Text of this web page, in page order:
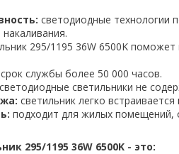
светодиодные технологии
295/1195 36W 6500K
срок службы более 50 000 часов.
светодиодные светильники не
светильник легко
подходит для жилых помещений,
295/1195 36W 6500K - это: